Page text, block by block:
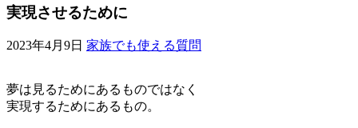
実現させるために
2023年4月9日 家族でも使える質問
夢は見るためにあるものではなく
実現するためにあるもの。